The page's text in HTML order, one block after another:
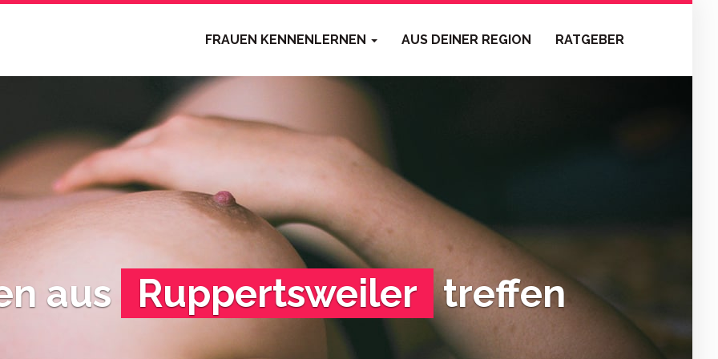
FRAUEN KENNENLERNEN AUS DEINER REGION RATGEBER
aus Ruppertsweiler treffen